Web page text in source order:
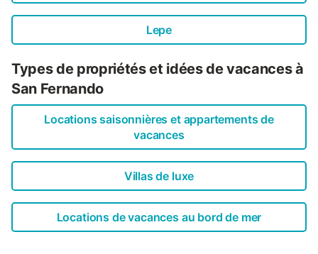
Lepe
Types de propriétés et idées de vacances à
San Fernando
Locations saisonnières et appartements de
vacances
Villas de luxe
Locations de vacances au bord de mer